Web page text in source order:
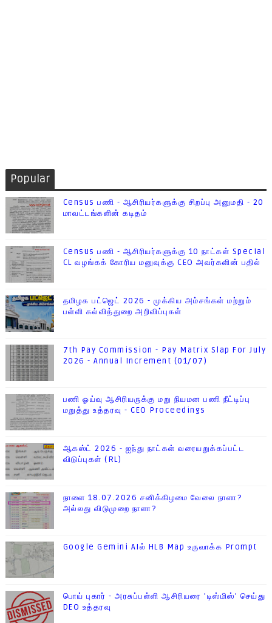
Popular
Census பணி - ஆசிரியர்களுக்கு சிறப்பு அனுமதி - 20
மாவட்டங்களின் கடிதம்
Census பணி - ஆசிரியர்களுக்கு 10 நாட்கள் Special
CL வழங்கக் கோரிய மனுவுக்கு CEO அவர்களின் பதில்
தமிழக பட்ஜெட் 2026 - முக்கிய அம்சங்கள் மற்றும்
பள்ளி கல்வித்துறை அறிவிப்புகள்
7th Pay Commission - Pay Matrix Slap For July
2026 - Annual Increment (01/07)
பணி ஓய்வு ஆசிரியருக்கு மறு நியமன பணி நீட்டிப்பு
மறுத்து உத்தரவு - CEO Proceedings
ஆகஸ்ட் 2026 - ஐந்து நாட்கள் வரையறுக்கப்பட்ட
விடுப்புகள் (RL)
நாளை 18.07.2026 சனிக்கிழமை வேலை நாளா?
அல்லது விடுமுறை நாளா?
Google Gemini AIல் HLB Map உருவாக்க Prompt
பொய் புகார் - அரசுப்பள்ளி ஆசிரியரை 'டிஸ்மிஸ்' செய்து
DEO உத்தரவு